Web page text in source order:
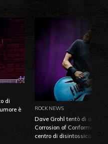
di
è
ROCK NEWS
Dave Grohl tentò di
Corrosion of Conformity
centro di